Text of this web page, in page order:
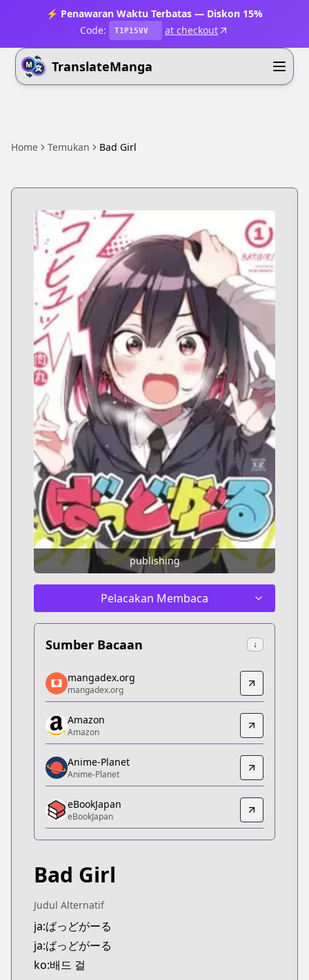
⚡ Penawaran Waktu Terbatas — Diskon 15%
Code:
T1P15VV at checkout
TranslateManga
Home Temukan Bad Girl
publishing
Pelacakan Membaca
Sumber Bacaan ↓
mangadex.org
mangadex.org
https://mangadex.org/title/06338c21-dfd9-4ab0-
Amazon
Amazon
https://www.amazon.co.jp/dp/B0BKV7FV1N
Anime-Planet
Anime-Planet
https://www.anime-planet.com/manga/bad-girl
eBookJapan
eBookJapan
Official Raw
https://comic-fuz.com/book/26007
Kitsu
Kitsu
https://kitsu.app/manga/62691
MangaUpdates
mangadex.org
mangadex.org
Amazon
Amazon
Anime-Planet
Anime-Planet
eBookJapan
eBookJapan
Bad Girl
Judul Alternatif
ja:ばっどがーる
ja:ばっどがーる
ko:배드 걸